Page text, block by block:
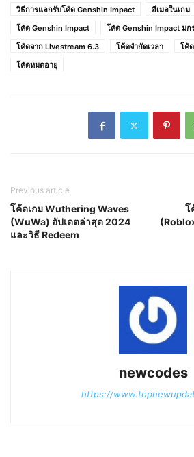
วิธีการแลกรับโค้ด Genshin Impact
อีเมลในเกม
โค้ด Genshin Impact
โค้ด Genshin Impact มก
โค้ดจาก Livestream 6.3
โค้ดจำกัดเวลา
โค้
โค้ดหมดอายุ
Previous article
โค้ดเกม Wuthering Waves
(WuWa) อัปเดตล่าสุด 2024
และวิธี Redeem
โ
newcodes
https://